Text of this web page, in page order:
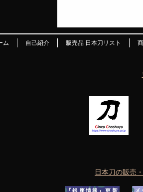
ム 自己紹介 販売品 日本刀リスト
日本刀の販売
『銀座情報』更新 メ